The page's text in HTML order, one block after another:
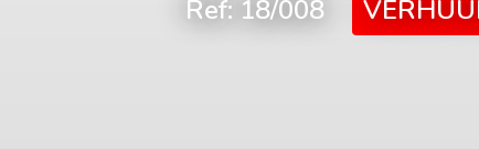
Ref: 18/008